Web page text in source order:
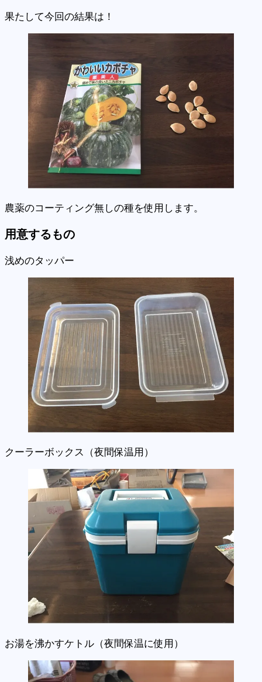
果たして今回の結果は！
農薬のコーティング無しの種を使用します。
用意するもの
浅めのタッパー
クーラーボックス（夜間保温用）
お湯を沸かすケトル（夜間保温に使用）